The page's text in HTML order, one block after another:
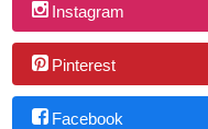
Instagram
Pinterest
Facebook